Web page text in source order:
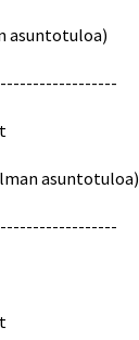
asuntotuloa)
asuntotuloa)